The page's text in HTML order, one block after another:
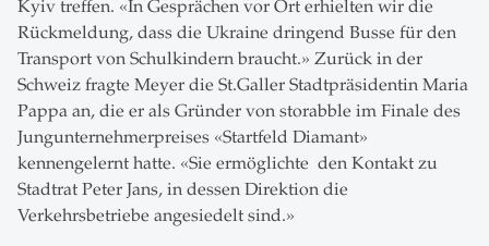
Kyiv treffen. «In Gesprächen vor Ort erhielten wir die
Rückmeldung, dass die Ukraine dringend Busse für den
Transport von Schulkindern braucht.» Zurück in der
Schweiz fragte Meyer die St.Galler Stadtpräsidentin Maria
Pappa an, die er als Gründer von storabble im Finale des
Jungunternehmerpreises «Startfeld Diamant»
kennengelernt hatte. «Sie ermöglichte den Kontakt zu
Stadtrat Peter Jans, in dessen Direktion die
Verkehrsbetriebe angesiedelt sind.»